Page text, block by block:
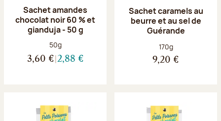
Sachet amandes
chocolat noir 60 % et
gianduja - 50 g
Poids net :
50g
3,60 € 2,88 €
Sachet caramels au
beurre et au sel de
Guérande
Poids net :
170g
9,20 €